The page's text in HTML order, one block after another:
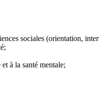
sociales (orientation,
à la santé mentale;